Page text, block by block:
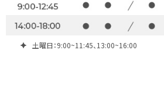
土曜日：9:00~11:45、13:00~16:00